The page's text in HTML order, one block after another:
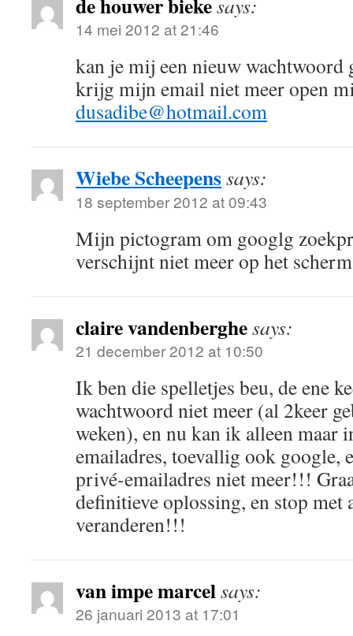
says:
14 mei 2012 at 21:46
kan je mij een nieuw wachtwoord
krijg mijn email niet meer open
dusadibe@hotmail.com
Wiebe Scheepenssays:
18 september 2012 at 09:43
Mijn pictogram om googlg
verschijnt niet meer op het scherm
claire vandenberghesays:
21 december 2012 at 10:50
Ik ben die spelletjes beu, de ene
wachtwoord niet meer (al 2keer
weken), en nu kan ik alleen maar
emailadres, toevallig ook google,
privé-emailadres niet meer!!!
definitieve oplossing, en stop
veranderen!!!
van impe marcelsays:
26 januari 2013 at 17:01